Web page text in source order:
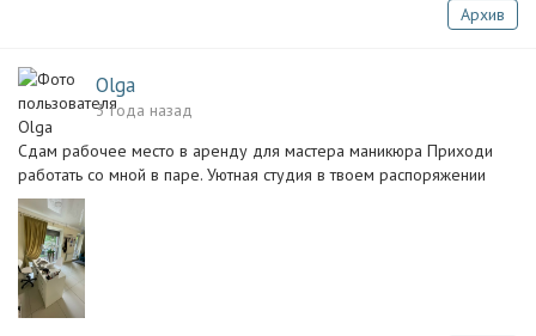
Архив
Olga
3 года назад
Сдам рабочее место в аренду для мастера маникюра Приходи
работать со мной в паре. Уютная студия в твоем распоряжении